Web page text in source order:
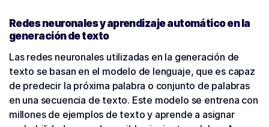
Redes neuronales y aprendizaje automático en la
generación de texto
Las redes neuronales utilizadas en la generación de
texto se basan en el modelo de lenguaje, que es capaz
de predecir la próxima palabra o conjunto de palabras
en una secuencia de texto. Este modelo se entrena con
millones de ejemplos de texto y aprende a asignar